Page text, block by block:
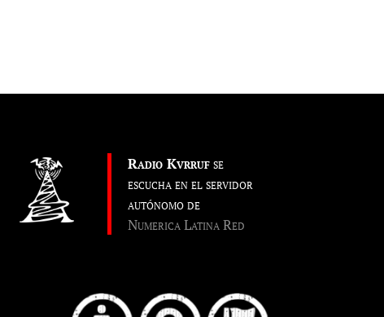
Radio Kvrrufse
escucha en el servidor
autónomo de
Numerica Latina Red